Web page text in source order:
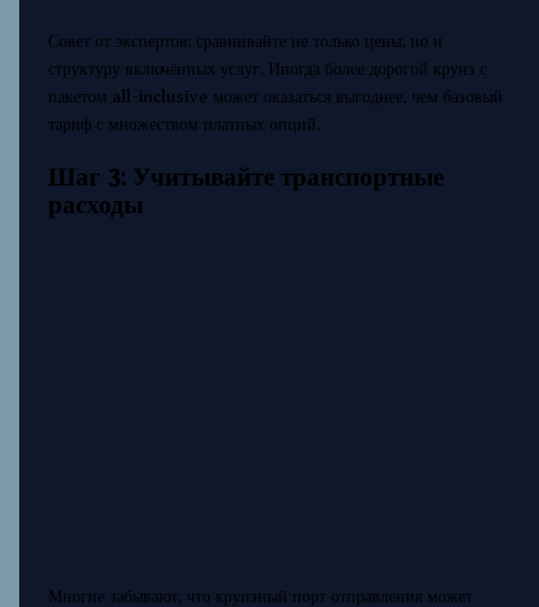
Совет от экспертов: сравнивайте не только цены, но и
структуру включённых услуг. Иногда более дорогой круиз с
пакетом all-inclusive может оказаться выгоднее, чем базовый
тариф с множеством платных опций.
Шаг 3: Учитывайте транспортные
расходы
Многие забывают, что круизный порт отправления может